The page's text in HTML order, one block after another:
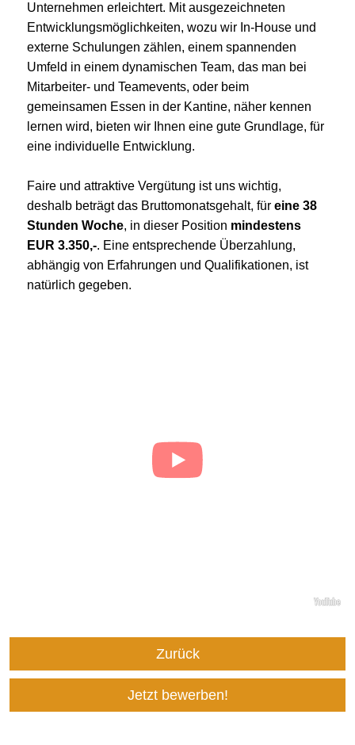
Unternehmen erleichtert. Mit ausgezeichneten
Entwicklungsmöglichkeiten, wozu wir In-House und
externe Schulungen zählen, einem spannenden
Umfeld in einem dynamischen Team, das man bei
Mitarbeiter- und Teamevents, oder beim
gemeinsamen Essen in der Kantine, näher kennen
lernen wird, bieten wir Ihnen eine gute Grundlage, für
eine individuelle Entwicklung.
Faire und attraktive Vergütung ist uns wichtig,
deshalb beträgt das Bruttomonatsgehalt, für eine 38
Stunden Woche, in dieser Position mindestens
EUR 3.350,-. Eine entsprechende Überzahlung,
abhängig von Erfahrungen und Qualifikationen, ist
natürlich gegeben.
Zurück
Jetzt bewerben!